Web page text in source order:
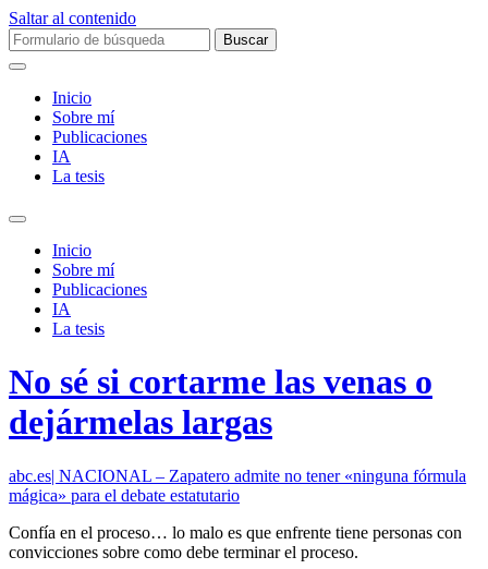
Saltar al contenido
Buscar:
Inicio
Sobre mí­
Publicaciones
IA
La tesis
Alternar
campo
búsqueda
Inicio
Sobre mí­
Publicaciones
IA
La tesis
No sé si cortarme las venas o
dejármelas largas
abc.es| NACIONAL – Zapatero admite no tener «ninguna fórmula
mágica» para el debate estatutario
Confía en el proceso… lo malo es que enfrente tiene personas con
convicciones sobre como debe terminar el proceso.